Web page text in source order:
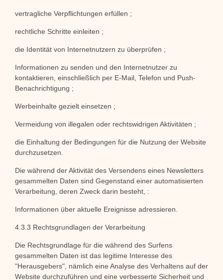
vertragliche Verpflichtungen erfüllen ;
rechtliche Schritte einleiten ;
die Identität von Internetnutzern zu überprüfen ;
Informationen zu senden und den Internetnutzer zu
kontaktieren, einschließlich per E-Mail, Telefon und Push-
Benachrichtigung ;
Werbeinhalte gezielt einsetzen ;
Vermeidung von illegalen oder rechtswidrigen Aktivitäten ;
die Einhaltung der Bedingungen für die Nutzung der Website
durchzusetzen.
Die während der Aktivität des Versendens eines Newsletters
gesammelten Daten sind Gegenstand einer automatisierten
Verarbeitung, deren Zweck darin besteht, :
Informationen über aktuelle Ereignisse adressieren.
4.3.3 Rechtsgrundlagen der Verarbeitung
Die Rechtsgrundlage für die während des Surfens
gesammelten Daten ist das legitime Interesse des
"Herausgebers", nämlich eine Analyse des Verhaltens auf der
Website durchzuführen und eine verbesserte Sicherheit und